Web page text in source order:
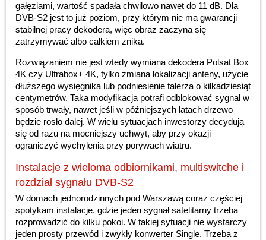
gałęziami, wartość spadała chwilowo nawet do 11 dB. Dla
DVB-S2 jest to już poziom, przy którym nie ma gwarancji
stabilnej pracy dekodera, więc obraz zaczyna się
zatrzymywać albo całkiem znika.
Rozwiązaniem nie jest wtedy wymiana dekodera Polsat Box
4K czy Ultrabox+ 4K, tylko zmiana lokalizacji anteny, użycie
dłuższego wysięgnika lub podniesienie talerza o kilkadziesiąt
centymetrów. Taka modyfikacja potrafi odblokować sygnał w
sposób trwały, nawet jeśli w późniejszych latach drzewo
będzie rosło dalej. W wielu sytuacjach inwestorzy decydują
się od razu na mocniejszy uchwyt, aby przy okazji
ograniczyć wychylenia przy porywach wiatru.
Instalacje z wieloma odbiornikami, multiswitche i
rozdział sygnału DVB-S2
W domach jednorodzinnych pod Warszawą coraz częściej
spotykam instalacje, gdzie jeden sygnał satelitarny trzeba
rozprowadzić do kilku pokoi. W takiej sytuacji nie wystarczy
jeden prosty przewód i zwykły konwerter Single. Trzeba z